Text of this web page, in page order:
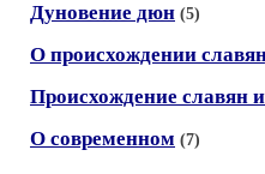
Дуновение дюн (5)
О происхождении
Происхождение славян
О современном (7)